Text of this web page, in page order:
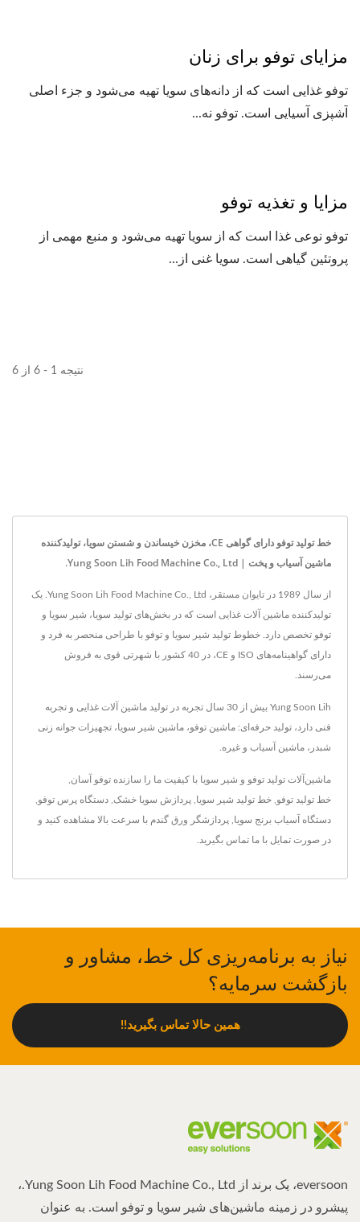
مزایای توفو برای زنان
توفو غذایی است که از دانه‌های سویا تهیه می‌شود و جزء اصلی
آشپزی آسیایی است. توفو نه...
مزایا و تغذیه توفو
توفو نوعی غذا است که از سویا تهیه می‌شود و منبع مهمی از
پروتئین گیاهی است. سویا غنی از...
نتیجه 1 - 6 از 6
خط تولید توفو دارای گواهی CE، مخزن خیساندن و شستن سویا، تولیدکننده
ماشین آسیاب و پخت | Yung Soon Lih Food Machine Co., Ltd.
از سال 1989 در تایوان مستقر، Yung Soon Lih Food Machine Co., Ltd. یک
تولیدکننده ماشین آلات غذایی است که در بخش‌های تولید سویا، شیر سویا و
توفو تخصص دارد. خطوط تولید شیر سویا و توفو با طراحی منحصر به فرد و
دارای گواهینامه‌های ISO و CE، در 40 کشور با شهرتی قوی به فروش
می‌رسند.
Yung Soon Lih بیش از 30 سال تجربه در تولید ماشین آلات غذایی و تجربه
فنی دارد، تولید حرفه‌ای: ماشین توفو، ماشین شیر سویا، تجهیزات جوانه زنی
شبدر، ماشین آسیاب و غیره.
ماشین‌آلات تولید توفو و شیر سویا با کیفیت ما را سازنده توفو آسان
خط تولید توفو خط تولید شیر سویا پردازش سویا خشک دستگاه پرس توفو
دستگاه آسیاب برنج سویا پردازشگر ورق گندم با سرعت بالا مشاهده کنید و
در صورت تمایل با ما تماس بگیرید
نیاز به برنامه‌ریزی کل خط، مشاور و
بازگشت سرمایه؟
همین حالا تماس بگیرید!!
eversoon، یک برند از Yung Soon Lih Food Machine Co., Ltd.،
پیشرو در زمینه ماشین‌های شیر سویا و توفو است. به عنوان